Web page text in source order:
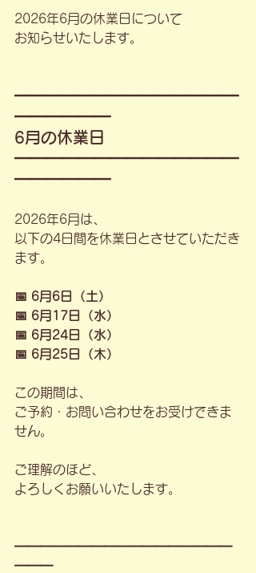
2026年6月の休業日について
お知らせいたします。
━━━━━━━━━━━━━━
━━━━━━
6月の休業日
━━━━━━━━━━━━━━
━━━━━━
2026年6月は、
以下の4日間を休業日とさせていただき
ます。
📅 6月6日（土）
📅 6月17日（水）
📅 6月24日（水）
📅 6月25日（木）
この期間は、
ご予約・お問い合わせをお受けできま
せん。
ご理解のほど、
よろしくお願いいたします。
━━━━━━━━━━━━━━━━━
━━━